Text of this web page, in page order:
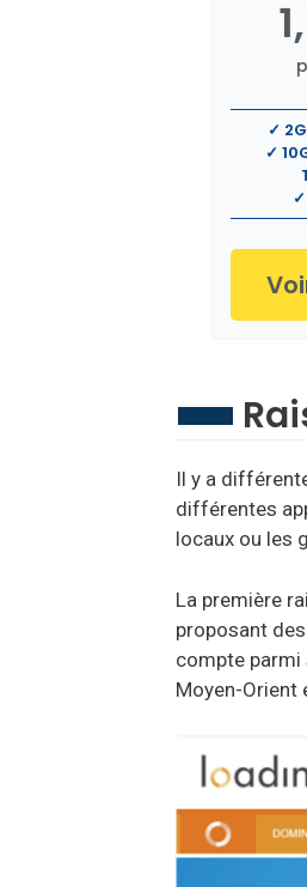
✓
✓
✓
Il y a
différentes
locaux ou les
La première
proposant
compte parmi
Moyen-Orient